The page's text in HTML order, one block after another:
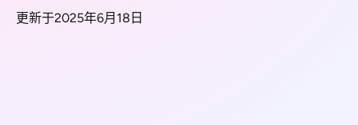
更新于2025年6月18日